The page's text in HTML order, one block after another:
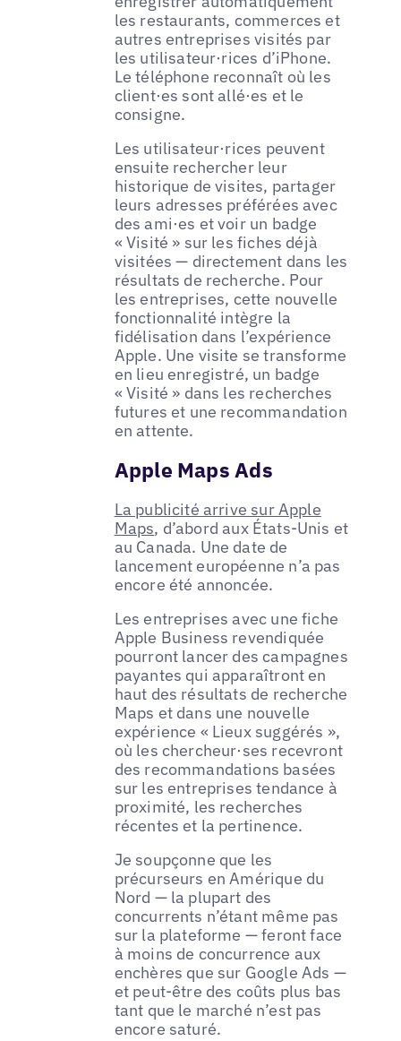
les restaurants, commerces et
autres entreprises visités par
les utilisateur·rices d’iPhone.
Le téléphone reconnaît où les
client·es sont allé·es et le
consigne.
Les utilisateur·rices peuvent
ensuite rechercher leur
historique de visites, partager
leurs adresses préférées avec
des ami·es et voir un badge
« Visité » sur les fiches déjà
visitées — directement dans les
résultats de recherche. Pour
les entreprises, cette nouvelle
fonctionnalité intègre la
fidélisation dans l’expérience
Apple. Une visite se transforme
en lieu enregistré, un badge
« Visité » dans les recherches
futures et une recommandation
en attente.
Apple Maps Ads
La publicité arrive sur Apple
Maps, d’abord aux États-Unis et
au Canada. Une date de
lancement européenne n’a pas
encore été annoncée.
Les entreprises avec une fiche
Apple Business revendiquée
pourront lancer des campagnes
payantes qui apparaîtront en
haut des résultats de recherche
Maps et dans une nouvelle
expérience « Lieux suggérés »,
où les chercheur·ses recevront
des recommandations basées
sur les entreprises tendance à
proximité, les recherches
récentes et la pertinence.
Je soupçonne que les
précurseurs en Amérique du
Nord — la plupart des
concurrents n’étant même pas
sur la plateforme — feront face
à moins de concurrence aux
enchères que sur Google Ads —
et peut-être des coûts plus bas
tant que le marché n’est pas
encore saturé.